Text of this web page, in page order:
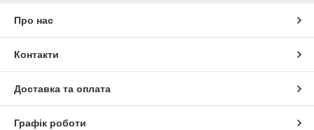
Про нас
Контакти
Доставка та оплата
Графік роботи